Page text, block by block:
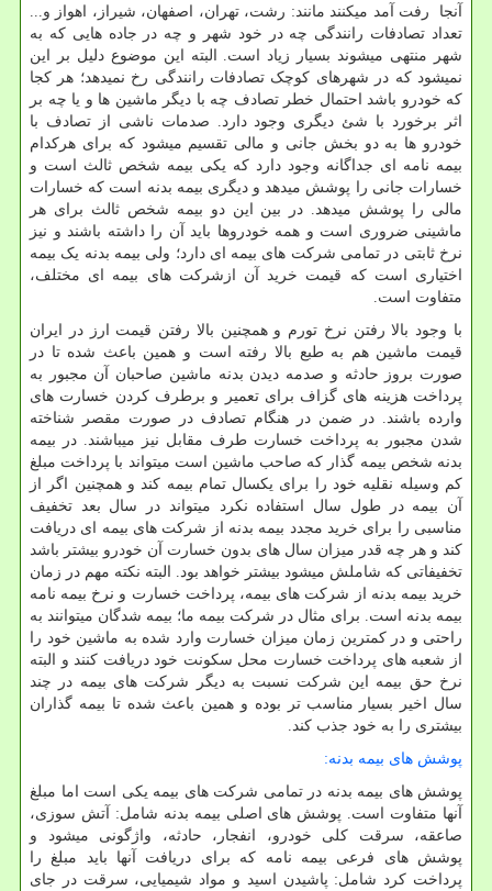
آنجا رفت آمد میکنند مانند: رشت، تهران، اصفهان، شیراز، اهواز و...
تعداد تصادفات رانندگی چه در خود شهر و چه در جاده هایی که به
شهر منتهی میشوند بسیار زیاد است. البته این موضوع دلیل بر این
نمیشود که در شهرهای کوچک تصادفات رانندگی رخ نمیدهد؛ هر کجا
که خودرو باشد احتمال خطر تصادف چه با دیگر ماشین ها و یا چه بر
اثر برخورد با شئ دیگری وجود دارد. صدمات ناشی از تصادف با
خودرو ها به دو بخش جانی و مالی تقسیم میشود که برای هرکدام
بیمه نامه ای جداگانه وجود دارد که یکی بیمه شخص ثالث است و
خسارات جانی را پوشش میدهد و دیگری بیمه بدنه است که خسارات
مالی را پوشش میدهد. در بین این دو بیمه شخص ثالث برای هر
ماشینی ضروری است و همه خودروها باید آن را داشته باشند و نیز
نرخ ثابتی در تمامی شرکت های بیمه ای دارد؛ ولی بیمه بدنه یک بیمه
اختیاری است که قیمت خرید آن ازشرکت های بیمه ای مختلف،
متفاوت است.
با وجود بالا رفتن نرخ تورم و همچنین بالا رفتن قیمت ارز در ایران
قیمت ماشین هم به طبع بالا رفته است و همین باعث شده تا در
صورت بروز حادثه و صدمه دیدن بدنه ماشین صاحبان آن مجبور به
پرداخت هزینه های گزاف برای تعمیر و برطرف کردن خسارت های
وارده باشند. در ضمن در هنگام تصادف در صورت مقصر شناخته
شدن مجبور به پرداخت خسارت طرف مقابل نیز میباشند. در بیمه
بدنه شخص بیمه گذار که صاحب ماشین است میتواند با پرداخت مبلغ
کم وسیله نقلیه خود را برای یکسال تمام بیمه کند و همچنین اگر از
آن بیمه در طول سال استفاده نکرد میتواند در سال بعد تخفیف
مناسبی را برای خرید مجدد بیمه بدنه از شرکت های بیمه ای دریافت
کند و هر چه قدر میزان سال های بدون خسارت آن خودرو بیشتر باشد
تخفیفاتی که شاملش میشود بیشتر خواهد بود. البته نکته مهم در زمان
خرید بیمه بدنه از شرکت های بیمه، پرداخت خسارت و نرخ بیمه نامه
بیمه بدنه است. برای مثال در شرکت بیمه ما؛ بیمه شدگان میتوانند به
راحتی و در کمترین زمان میزان خسارت وارد شده به ماشین خود را
از شعبه های پرداخت خسارت محل سکونت خود دریافت کنند و البته
نرخ حق بیمه این شرکت نسبت به دیگر شرکت های بیمه در چند
سال اخیر بسیار مناسب تر بوده و همین باعث شده تا بیمه گذاران
بیشتری را به خود جذب کند.
پوشش های بیمه بدنه:
پوشش های بیمه بدنه در تمامی شرکت های بیمه یکی است اما مبلغ
آنها متفاوت است. پوشش های اصلی بیمه بدنه شامل: آتش سوزی،
صاعقه، سرقت کلی خودرو، انفجار، حادثه، واژگونی میشود و
پوشش های فرعی بیمه نامه که برای دریافت آنها باید مبلغ را
پرداخت کرد شامل: پاشیدن اسید و مواد شیمیایی، سرقت در جای